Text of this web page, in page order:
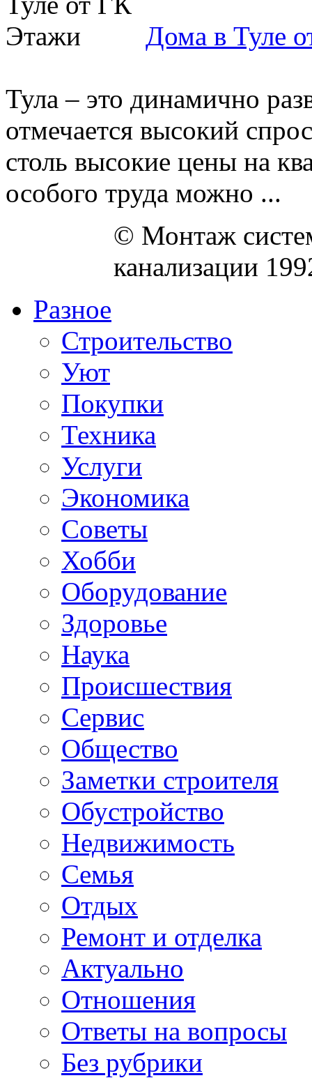
Дома в Туле
Тула – это динамично
отмечается высокий
столь высокие цены на
особого труда можно ...
© Монтаж
канализации
Разное
Строительство
Уют
Покупки
Техника
Услуги
Экономика
Советы
Хобби
Oборудование
Здоровье
Наука
Происшествия
Сервис
Общество
Заметки строителя
Обустройство
Недвижимость
Семья
Отдых
Ремонт и отделка
Актуально
Отношения
Ответы на вопросы
Без рубрики